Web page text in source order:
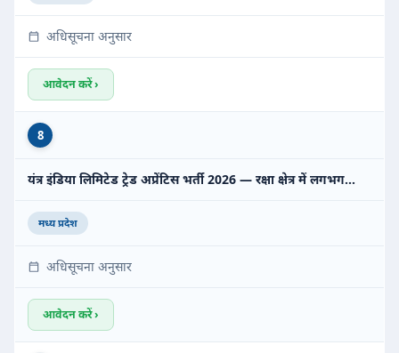
अधिसूचना अनुसार
आवेदन करें ›
8
यंत्र इंडिया लिमिटेड ट्रेड अप्रेंटिस भर्ती 2026 — रक्षा क्षेत्र में लगभग…
मध्य प्रदेश
अधिसूचना अनुसार
आवेदन करें ›